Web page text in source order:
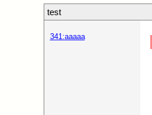
test
341:aaaaa